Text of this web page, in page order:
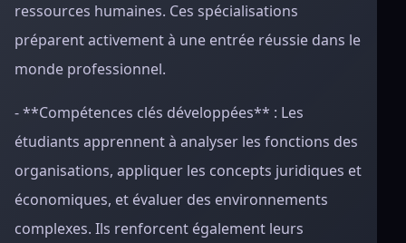
ressources humaines. Ces spécialisations
préparent activement à une entrée réussie dans le
monde professionnel.
- **Compétences clés développées** : Les
étudiants apprennent à analyser les fonctions des
organisations, appliquer les concepts juridiques et
économiques, et évaluer des environnements
complexes. Ils renforcent également leurs